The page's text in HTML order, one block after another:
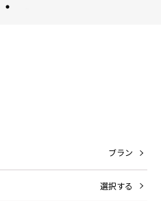
ブラン
選択する